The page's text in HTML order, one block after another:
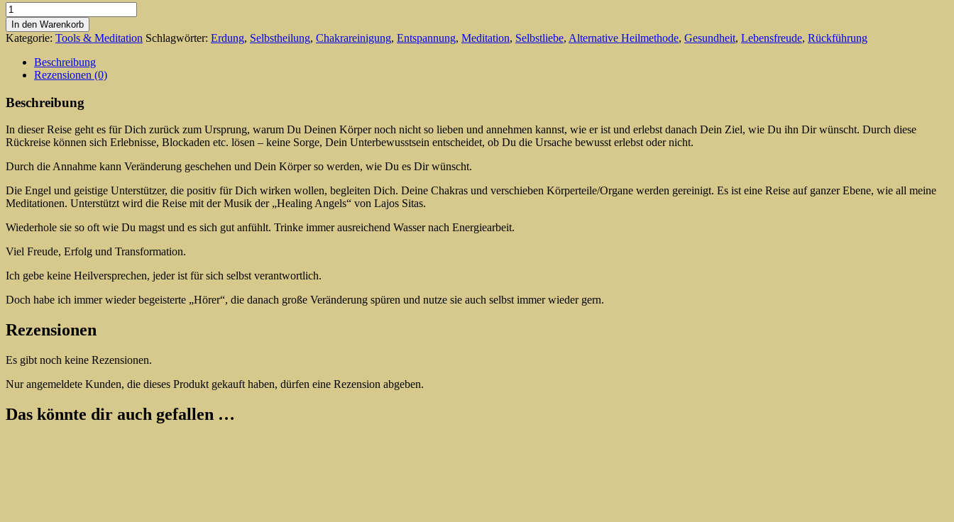
Heilreise
Körper
Menge
In den Warenkorb
Kategorie: Tools & Meditation Schlagwörter: Erdung, Selbstheilung, Chakrareinigung, Entspannung, Meditation, Selbstliebe, Alternative Heilmethode, Gesundheit, Lebensfreude, Rückführung
Beschreibung
Rezensionen (0)
Beschreibung
In dieser Reise geht es für Dich zurück zum Ursprung, warum Du Deinen Körper noch nicht so lieben und annehmen kannst, wie er ist und erlebst danach Dein Ziel, wie Du ihn Dir wünscht. Durch diese
Rückreise können sich Erlebnisse, Blockaden etc. lösen – keine Sorge, Dein Unterbewusstsein entscheidet, ob Du die Ursache bewusst erlebst oder nicht.
Durch die Annahme kann Veränderung geschehen und Dein Körper so werden, wie Du es Dir wünscht.
Die Engel und geistige Unterstützer, die positiv für Dich wirken wollen, begleiten Dich. Deine Chakras und verschieben Körperteile/Organe werden gereinigt. Es ist eine Reise auf ganzer Ebene, wie all meine
Meditationen. Unterstützt wird die Reise mit der Musik der „Healing Angels“ von Lajos Sitas.
Wiederhole sie so oft wie Du magst und es sich gut anfühlt. Trinke immer ausreichend Wasser nach Energiearbeit.
Viel Freude, Erfolg und Transformation.
Ich gebe keine Heilversprechen, jeder ist für sich selbst verantwortlich.
Doch habe ich immer wieder begeisterte „Hörer“, die danach große Veränderung spüren und nutze sie auch selbst immer wieder gern.
Rezensionen
Es gibt noch keine Rezensionen.
Nur angemeldete Kunden, die dieses Produkt gekauft haben, dürfen eine Rezension abgeben.
Das könnte dir auch gefallen …